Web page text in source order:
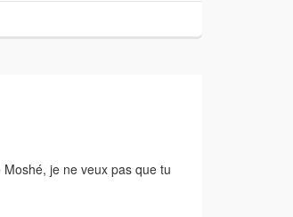
je ne veux pas que tu